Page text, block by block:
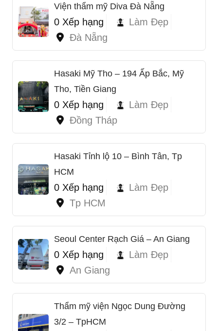
Viện thẩm mỹ Diva Đà Nẵng
0 Xếp hạng
Làm Đẹp
Đà Nẵng
Hasaki Mỹ Tho – 194 Ấp Bắc, Mỹ
Tho, Tiền Giang
0 Xếp hạng
Làm Đẹp
Đồng Tháp
Hasaki Tỉnh lộ 10 – Bình Tân, Tp
HCM
0 Xếp hạng
Làm Đẹp
Tp HCM
Seoul Center Rạch Giá – An Giang
0 Xếp hạng
Làm Đẹp
An Giang
Thẩm mỹ viện Ngọc Dung Đường
3/2 – TpHCM